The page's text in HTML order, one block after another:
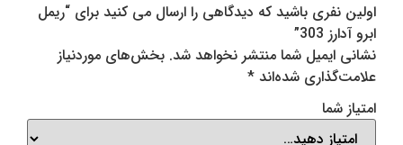
اولین نفری باشید که دیدگاهی را ارسال می کنید برای “ریمل
ابرو آدارز 303”
نشانی ایمیل شما منتشر نخواهد شد. بخش‌های موردنیاز
علامت‌گذاری شده‌اند *
امتیاز شما